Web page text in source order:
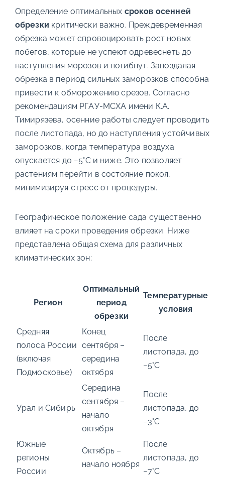
Определение оптимальных сроков осенней
обрезки критически важно. Преждевременная
обрезка может спровоцировать рост новых
побегов, которые не успеют одревеснеть до
наступления морозов и погибнут. Запоздалая
обрезка в период сильных заморозков способна
привести к обморожению срезов. Согласно
рекомендациям РГАУ-МСХА имени К.А.
Тимирязева, осенние работы следует проводить
после листопада, но до наступления устойчивых
заморозков, когда температура воздуха
опускается до −5°C и ниже. Это позволяет
растениям перейти в состояние покоя,
минимизируя стресс от процедуры.
Географическое положение сада существенно
влияет на сроки проведения обрезки. Ниже
представлена общая схема для различных
климатических зон:
Регион
Оптимальный
период
обрезки
Температурные
условия
Средняя
полоса России
(включая
Подмосковье)
Конец
сентября –
середина
октября
После
листопада, до
−5°C
Урал и Сибирь
Середина
сентября –
начало
октября
После
листопада, до
−3°C
Южные
регионы
России
Октябрь –
начало ноября
После
листопада, до
−7°C